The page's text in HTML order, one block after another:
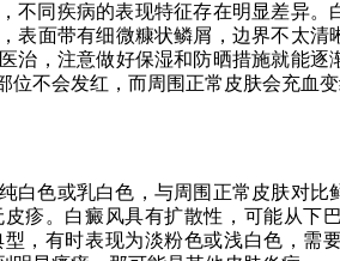
不同疾病的表现特征存在明显差异
表面带有细微糠状鳞屑，边界不太
治，注意做好保湿和防晒措施就能
不会发红，而周围正常皮肤会充血变
白色或乳白色，与周围正常皮肤对比
疹。白癜风具有扩散性，可能从下
，有时表现为淡粉色或浅白色，需